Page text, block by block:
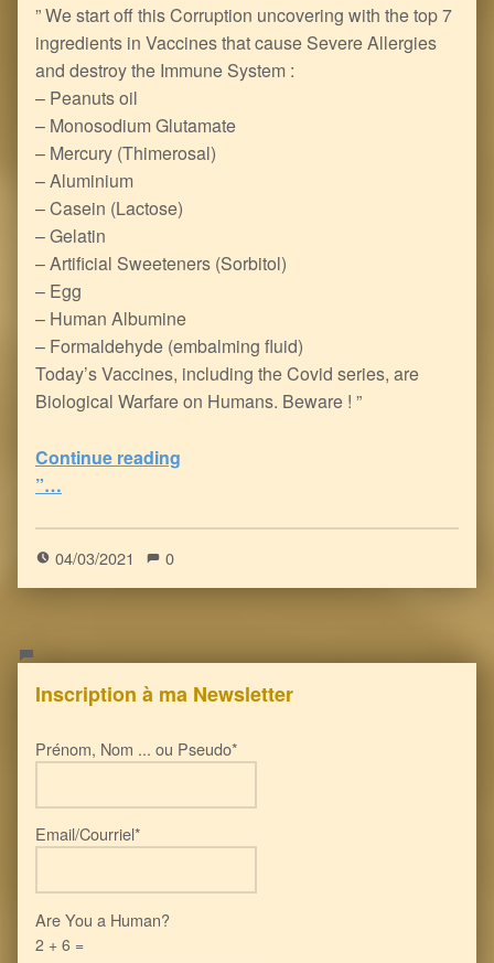
” We start off this Corruption uncovering with the top 7
ingredients in Vaccines that cause Severe Allergies
and destroy the Immune System :
– Peanuts oil
– Monosodium Glutamate
– Mercury (Thimerosal)
– Aluminium
– Casein (Lactose)
– Gelatin
– Artificial Sweeteners (Sorbitol)
– Egg
– Human Albumine
– Formaldehyde (embalming fluid)
Today’s Vaccines, including the Covid series, are
Biological Warfare on Humans. Beware ! ”
Continue reading
”…
04/03/2021 0
Inscription à ma Newsletter
Prénom, Nom ... ou Pseudo*
Email/Courriel*
Are You a Human?
2 + 6 =